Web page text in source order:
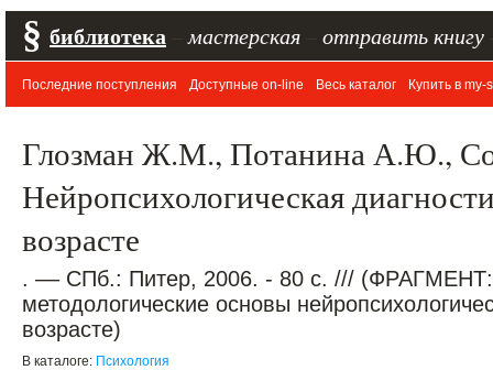
§ библиотека мастерская отправить книгу
Последние поступления Доступные on-line Весь каталог Купить в my-
Глозман Ж.М., Потанина А.Ю.,
Нейропсихологическая
возрасте
. –– СПб.: Питер, 2006. - 80 с. /// (ФРАГМЕНТ:
методологические основы
возрасте)
В каталоге: Психология